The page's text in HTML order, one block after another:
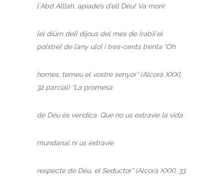
[´Abd All]ah, apiade’s d’ell Déu! Va morir
[el diürn del] dijous del mes de [rab]i´el
po[stre] de l’any u[o] i tres-cents trenta “Oh
homes, temeu el vostre senyor” (Alcorà XXXI,
32 parcial) “La promesa
de Déu és verídica. Que no us extravie la vida
mundanal ni us extravie
respecte de Déu, el Seductor” (Alcorà XXXI, 33